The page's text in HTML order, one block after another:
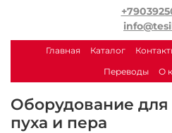
Главная Каталог
Переводы
О
Оборудование
пуха и пера